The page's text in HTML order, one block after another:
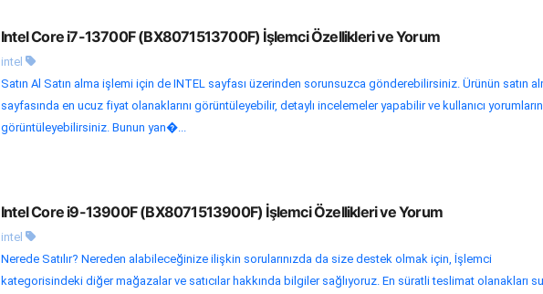
Intel Core i7-13700F (BX8071513700F) İşlemci Özellikleri ve Yorum
intel
Satın Al Satın alma işlemi için de INTEL sayfası üzerinden sorunsuzca gönderebilirsiniz. Ürünün satın
sayfasında en ucuz fiyat olanaklarını görüntüleyebilir, detaylı incelemeler yapabilir ve kullanıcı
görüntüleyebilirsiniz. Bunun yan�...
Intel Core i9-13900F (BX8071513900F) İşlemci Özellikleri ve Yorum
intel
Nerede Satılır? Nereden alabileceğinize ilişkin sorularınızda da size destek olmak için, İşlemci
kategorisindeki diğer mağazalar ve satıcılar hakkında bilgiler sağlıyoruz. En süratli teslimat olanakları